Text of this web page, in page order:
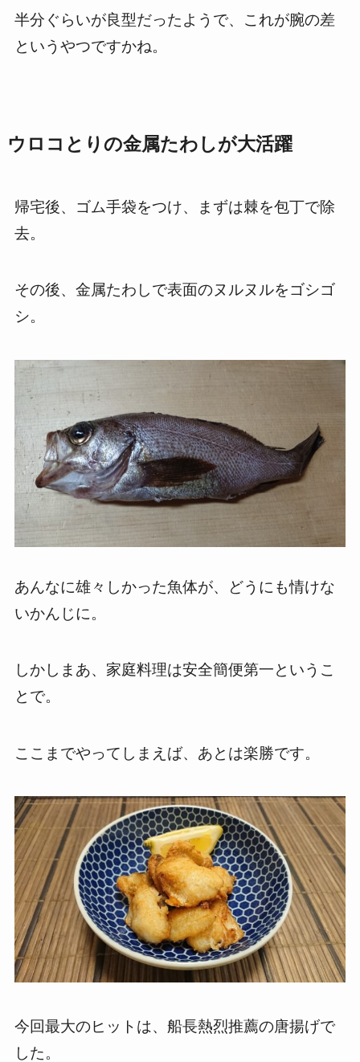
半分ぐらいが良型だったようで、これが腕の差
というやつですかね。
ウロコとりの金属たわしが大活躍
帰宅後、ゴム手袋をつけ、まずは棘を包丁で除
去。
その後、金属たわしで表面のヌルヌルをゴシゴ
シ。
あんなに雄々しかった魚体が、どうにも情けな
いかんじに。
しかしまあ、家庭料理は安全簡便第一というこ
とで。
ここまでやってしまえば、あとは楽勝です。
今回最大のヒットは、船長熱烈推薦の唐揚げで
した。